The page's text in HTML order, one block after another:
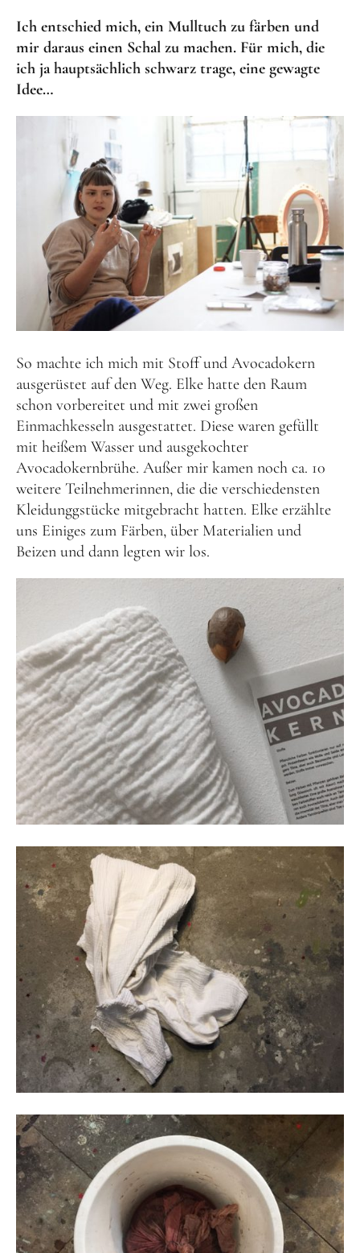
Ich entschied mich, ein Mulltuch zu färben und
mir daraus einen Schal zu machen. Für mich, die
ich ja hauptsächlich schwarz trage, eine gewagte
Idee…
So machte ich mich mit Stoff und Avocadokern
ausgerüstet auf den Weg. Elke hatte den Raum
schon vorbereitet und mit zwei großen
Einmachkesseln ausgestattet. Diese waren gefüllt
mit heißem Wasser und ausgekochter
Avocadokernbrühe. Außer mir kamen noch ca. 10
weitere Teilnehmerinnen, die die verschiedensten
Kleidunggstücke mitgebracht hatten. Elke erzählte
uns Einiges zum Färben, über Materialien und
Beizen und dann legten wir los.